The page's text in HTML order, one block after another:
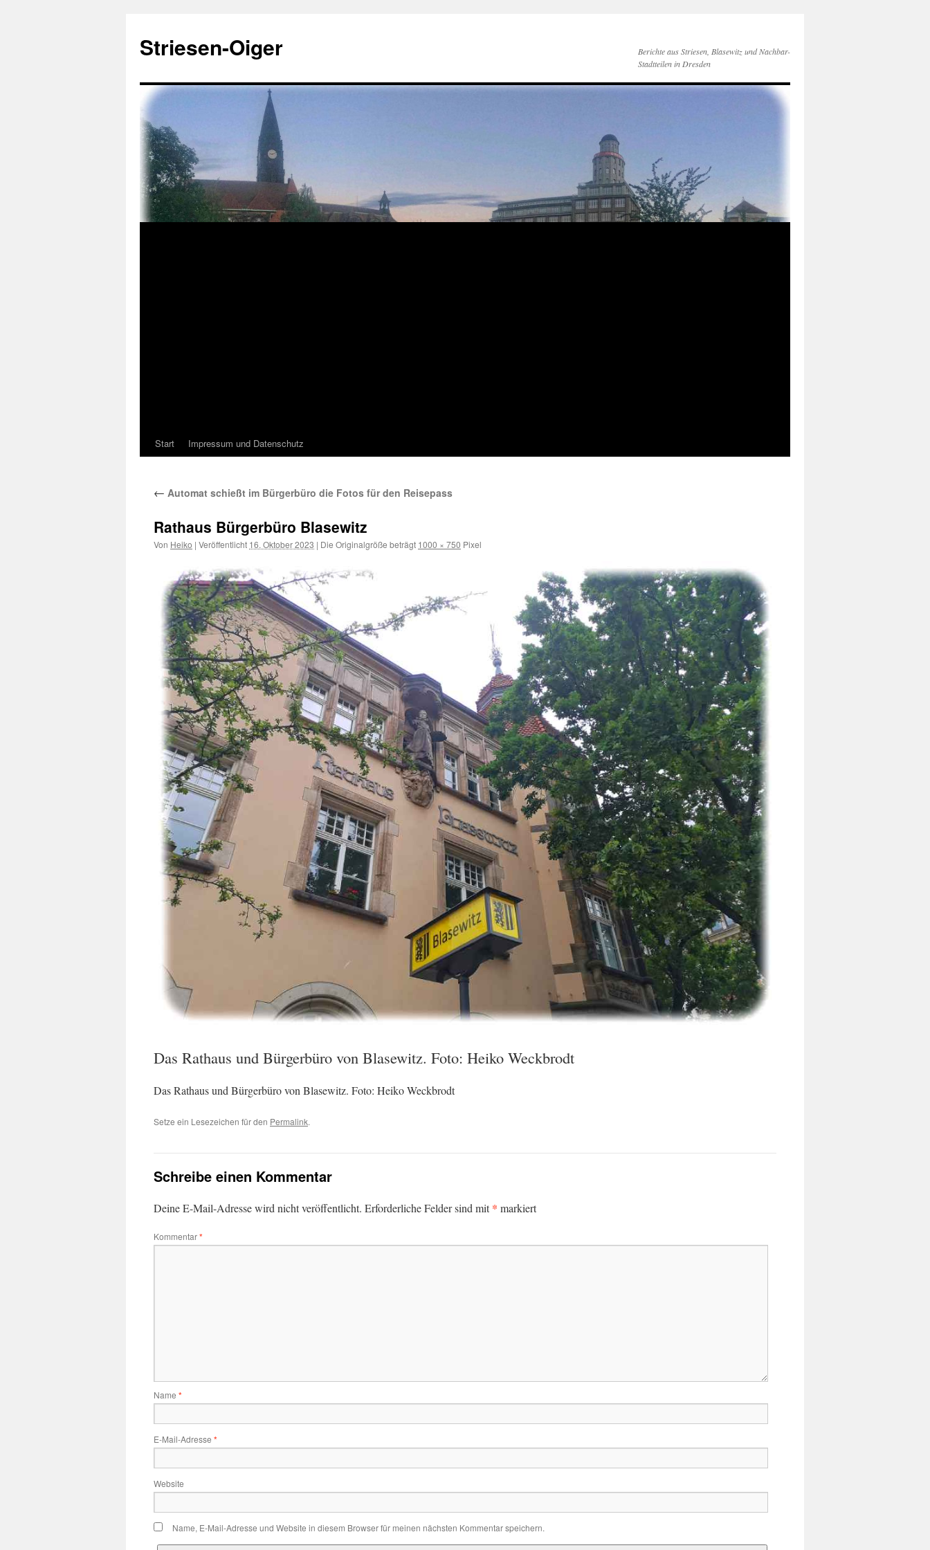
springen
Striesen-Oiger
Berichte aus Striesen, Blasewitz und Nachbar-
Stadtteilen in Dresden
Start Impressum und Datenschutz
← Automat schießt im Bürgerbüro die Fotos für den Reisepass
Rathaus Bürgerbüro Blasewitz
Von Heiko | Veröffentlicht 16. Oktober 2023 | Die Originalgröße beträgt 1000 × 750 Pixel
Das Rathaus und Bürgerbüro von Blasewitz. Foto: Heiko Weckbrodt
Das Rathaus und Bürgerbüro von Blasewitz. Foto: Heiko Weckbrodt
Setze ein Lesezeichen für den Permalink.
Schreibe einen Kommentar
Deine E-Mail-Adresse wird nicht veröffentlicht. Erforderliche Felder sind mit* markiert
Kommentar*
Name *
E-Mail-Adresse *
Website
Name, E-Mail-Adresse und Website in diesem Browser für meinen nächsten Kommentar speichern.